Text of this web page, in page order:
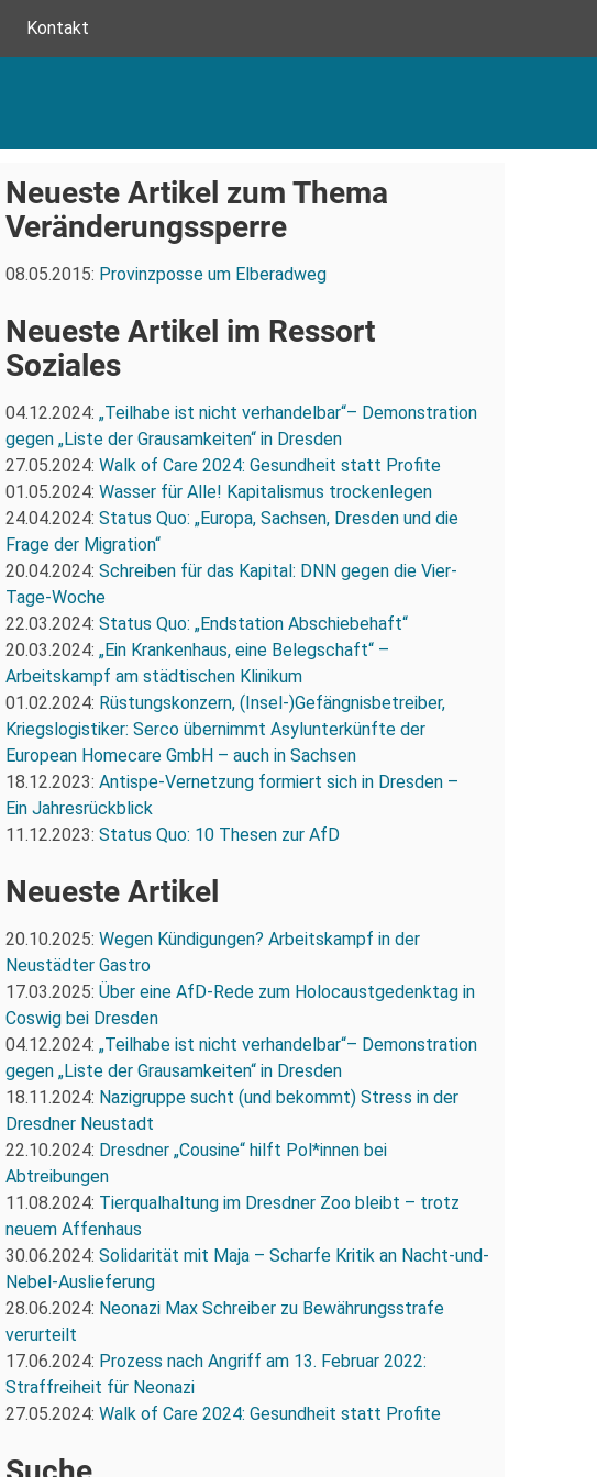
Kontakt
Neueste Artikel zum Thema
Veränderungssperre
08.05.2015: Provinzposse um Elberadweg
Neueste Artikel im Ressort
Soziales
04.12.2024: „Teilhabe ist nicht verhandelbar“– Demonstration
gegen „Liste der Grausamkeiten“ in Dresden
27.05.2024: Walk of Care 2024: Gesundheit statt Profite
01.05.2024: Wasser für Alle! Kapitalismus trockenlegen
24.04.2024: Status Quo: „Europa, Sachsen, Dresden und die
Frage der Migration“
20.04.2024: Schreiben für das Kapital: DNN gegen die Vier-
Tage-Woche
22.03.2024: Status Quo: „Endstation Abschiebehaft“
20.03.2024: „Ein Krankenhaus, eine Belegschaft“ –
Arbeitskampf am städtischen Klinikum
01.02.2024: Rüstungskonzern, (Insel-)Gefängnisbetreiber,
Kriegslogistiker: Serco übernimmt Asylunterkünfte der
European Homecare GmbH – auch in Sachsen
18.12.2023: Antispe-Vernetzung formiert sich in Dresden –
Ein Jahresrückblick
11.12.2023: Status Quo: 10 Thesen zur AfD
Neueste Artikel
20.10.2025: Wegen Kündigungen? Arbeitskampf in der
Neustädter Gastro
17.03.2025: Über eine AfD-Rede zum Holocaustgedenktag in
Coswig bei Dresden
04.12.2024: „Teilhabe ist nicht verhandelbar“– Demonstration
gegen „Liste der Grausamkeiten“ in Dresden
18.11.2024: Nazigruppe sucht (und bekommt) Stress in der
Dresdner Neustadt
22.10.2024: Dresdner „Cousine“ hilft Pol*innen bei
Abtreibungen
11.08.2024: Tierqualhaltung im Dresdner Zoo bleibt – trotz
neuem Affenhaus
30.06.2024: Solidarität mit Maja – Scharfe Kritik an Nacht-und-
Nebel-Auslieferung
28.06.2024: Neonazi Max Schreiber zu Bewährungsstrafe
verurteilt
17.06.2024: Prozess nach Angriff am 13. Februar 2022:
Straffreiheit für Neonazi
27.05.2024: Walk of Care 2024: Gesundheit statt Profite